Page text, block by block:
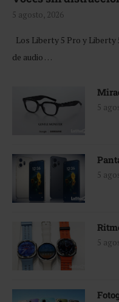
5 agosto, 2026
Los Liberty 5 Pro y Liberty
de audio …
5
5
5